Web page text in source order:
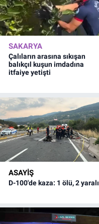
SAKARYA
Çalıların arasına sıkışan
balıkçıl kuşun imdadına
itfaiye yetişti
ASAYİŞ
D-100'de kaza: 1 ölü, 2 yaralı